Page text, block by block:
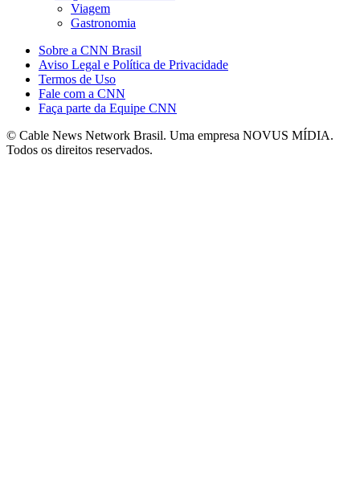
Viagem
Gastronomia
Sobre a CNN Brasil
Aviso Legal e Política de Privacidade
Termos de Uso
Fale com a CNN
Faça parte da Equipe CNN
© Cable News Network Brasil. Uma empresa NOVUS MÍDIA.
Todos os direitos reservados.